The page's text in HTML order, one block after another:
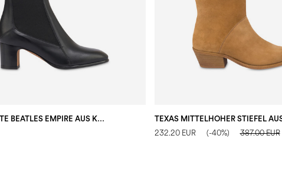
STIEFELETTE BEATLES EMPIRE AUS KALBSLEDER
232.20 EUR (-40%) 387.00 EUR